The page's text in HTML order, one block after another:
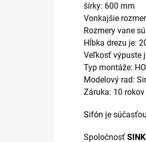
šírky: 600 mm
Vonkajšie
Rozmery vane
Hĺbka drezu je:
Veľkosť výpuste
Typ montáže:
Modelový rad:
Záruka: 10 rokov
Sifón je
Spoločnosť